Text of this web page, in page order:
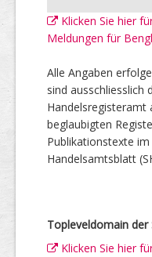
Klicken Sie hier
Meldungen für
Alle Angaben
sind ausschliesslich
Handelsregisteramt
beglaubigten
Publikationstexte
Handelsamtsblatt
Topleveldomain der
Klicken Sie hier